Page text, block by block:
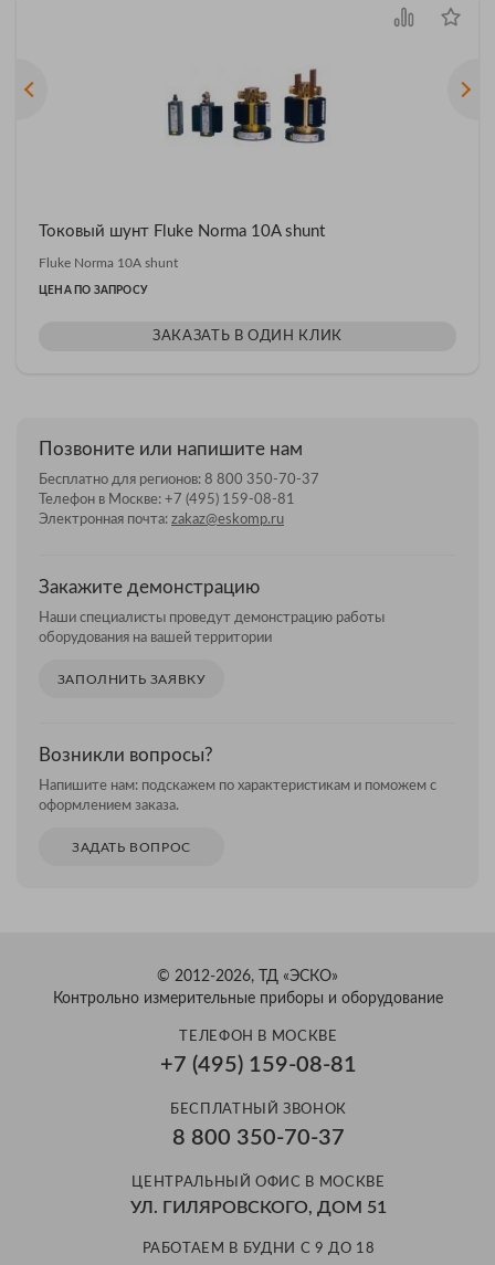
Токовый шунт Fluke Norma 10A shunt
Fluke Norma 10A shunt
ЦЕНА ПО ЗАПРОСУ
ЗАКАЗАТЬ В ОДИН КЛИК
Позвоните или напишите нам
Бесплатно для регионов: 8 800 350-70-37
Телефон в Москве: +7 (495) 159-08-81
Электронная почта: zakaz@eskomp.ru
Закажите демонстрацию
Наши специалисты проведут демонстрацию работы
оборудования на вашей территории
ЗАПОЛНИТЬ ЗАЯВКУ
Возникли вопросы?
Напишите нам: подскажем по характеристикам и поможем с
оформлением заказа.
ЗАДАТЬ ВОПРОС
© 2012-2026, ТД «ЭСКО»
Контрольно измерительные приборы и оборудование
ТЕЛЕФОН В МОСКВЕ
+7 (495) 159-08-81
БЕСПЛАТНЫЙ ЗВОНОК
8 800 350-70-37
ЦЕНТРАЛЬНЫЙ ОФИС В МОСКВЕ
УЛ. ГИЛЯРОВСКОГО, ДОМ 51
РАБОТАЕМ В БУДНИ С 9 ДО 18